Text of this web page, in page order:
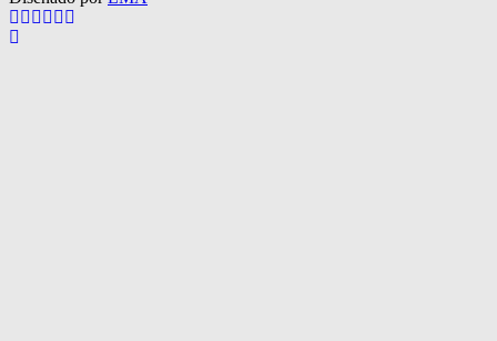
Facebook
Twitter
Instagram
Pinterest
Google